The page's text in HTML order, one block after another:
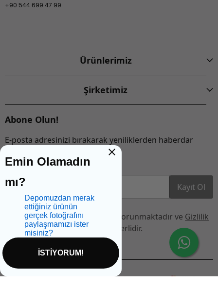
+90 544 699 47 99
Ürünlerimiz
Şirketimiz
Abone Olun!
E-posta adresinizi bırakarak yeniliklerden haberdar
E-Posta Adresi Kayıt Ol
Bu site reCAPTCHA tarafından korunmaktadır ve Gizlilik
PolitikasıveHizmet Şartları geçerlidir.
Emin Olamadın
mı?
Depomuzdan merak
ettiğiniz ürünün
gerçek fotoğrafını
paylaşmamızı ister
misiniz?
İSTİYORUM!